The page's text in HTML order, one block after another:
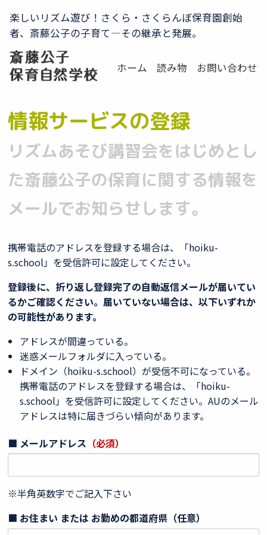
楽しいリズム遊び！さくら・さくらんぼ保育園創始
者、斎藤公子の子育て―その継承と発展。
ホーム 読み物 お問い合わせ
情報サービスの登録
リズムあそび講習会をはじめとし
た斎藤公子の保育に関する情報を
メールでお知らせします。
携帯電話のアドレスを登録する場合は、「hoiku-
s.school」を受信許可に設定してください。
登録後に、折り返し登録完了の自動返信メールが届いてい
るかご確認ください。届いていない場合は、以下いずれか
の可能性があります。
アドレスが間違っている。
迷惑メールフォルダに入っている。
ドメイン（hoiku-s.school）が受信不可になっている。
携帯電話のアドレスを登録する場合は、「hoiku-
s.school」を受信許可に設定してください。AUのメール
アドレスは特に届きづらい傾向があります。
■ メールアドレス （必須）
※半角英数字でご記入下さい
■ お住まい または お勤めの都道府県 （任意）